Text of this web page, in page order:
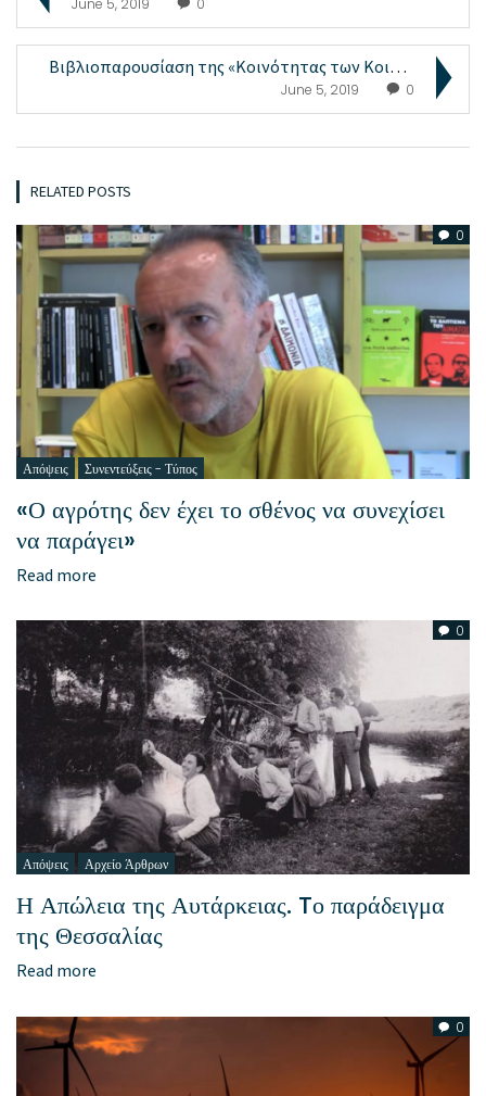
Βιβλιοπαρουσίαση της «Κοινότητας των Κοινοτήτων» σ...
June 5, 2019 0
RELATED POSTS
0
Απόψεις Συνεντεύξεις - Τύπος
«Ο αγρότης δεν έχει το σθένος να συνεχίσει
να παράγει»
Read more
0
Απόψεις Αρχείο Άρθρων
Η Απώλεια της Αυτάρκειας. Tο παράδειγμα
της Θεσσαλίας
Read more
0